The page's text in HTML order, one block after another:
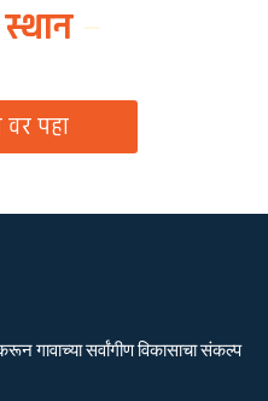
पहा
गावाच्या सर्वांगीण विकासाचा संकल्प